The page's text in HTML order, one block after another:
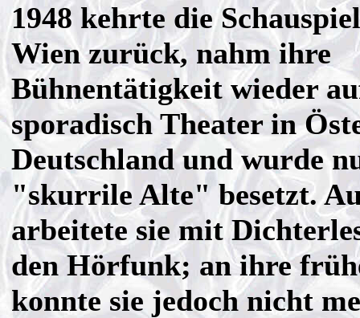
1948 kehrte die
Wien zurück, nahm ihre
Bühnentätigkeit wieder
sporadisch Theater in
Deutschland und wurde
"skurrile Alte" besetzt.
arbeitete sie mit
den Hörfunk; an ihre
konnte sie jedoch nicht